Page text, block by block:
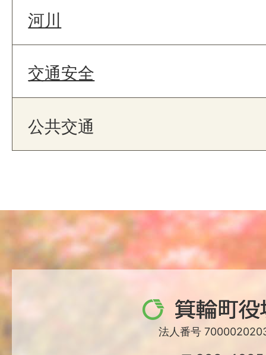
河川
交通安全
公共交通
箕
輪法人番号